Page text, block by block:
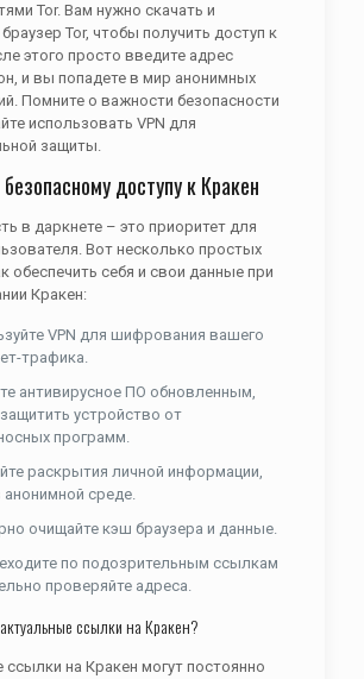
Tor. Вам нужно скачать и
Tor, чтобы получить доступ к
этого просто введите адрес
и вы попадете в мир анонимных
Помните о важности безопасности
использовать VPN для
защиты.
доступу к Кракен
в даркнете – это приоритет для
Вот несколько простых
обеспечить себя и свои данные при
Кракен:
VPN для шифрования вашего
трафика.
антивирусное ПО обновленным,
устройство от
программ.
раскрытия личной информации,
анонимной среде.
очищайте кэш браузера и данные.
по подозрительным ссылкам
проверяйте адреса.
ссылки на Кракен?
ссылки на Кракен могут постоянно